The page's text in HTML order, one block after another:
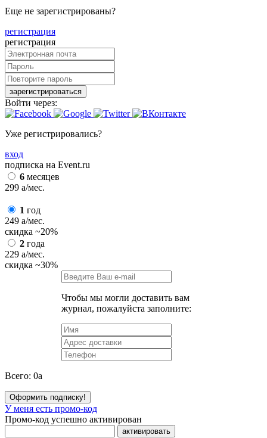
Еще не зарегистрированы?
регистрация
регистрация
зарегистрироваться
Войти через:
Уже регистрировались?
вход
подписка на Event.ru
6 месяцев
299 a/мес.
1 год
249 a/мес.
скидка ~20%
2 года
229 a/мес.
скидка ~30%
Чтобы мы могли доставить вам
журнал, пожалуйста заполните:
Всего: 0a
Оформить подписку!
У меня есть промо-код
Промо-код успешно активирован
активировать